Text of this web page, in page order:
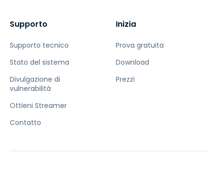
Supporto
Supporto tecnico
Stato del sistema
Divulgazione di
vulnerabilità
Ottieni Streamer
Contatto
Inizia
Prova gratuita
Download
Prezzi